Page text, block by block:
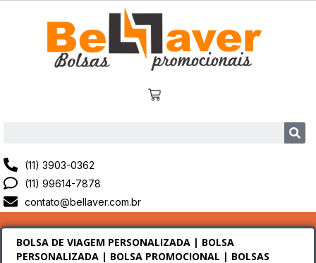
(11) 3903-0362
(11) 99614-7878
contato@bellaver.com.br
BOLSA DE VIAGEM PERSONALIZADA | BOLSA
PERSONALIZADA | BOLSA PROMOCIONAL | BOLSAS